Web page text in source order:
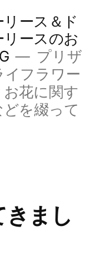
ース＆ド
ースのお
プリザ
イフラワー
花に関す
を綴って
まし